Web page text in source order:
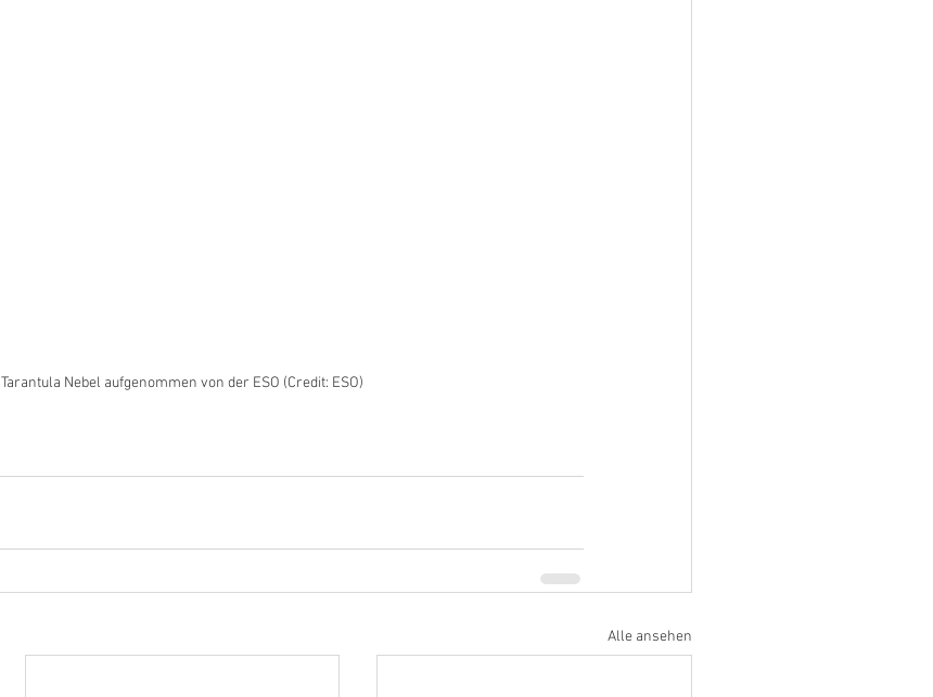
Tarantula Nebel aufgenommen von der ESO (Credit: ESO)
Alle ansehen